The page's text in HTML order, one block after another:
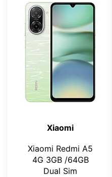
Xiaomi
Xiaomi Redmi A5
4G 3GB /64GB
Dual Sim